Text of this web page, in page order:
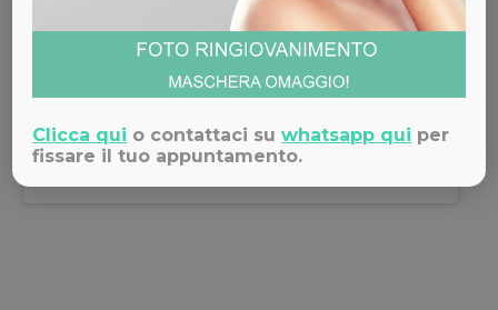
Clicca qui o contattaci suwhatsapp qui per
fissare il tuo appuntamento.